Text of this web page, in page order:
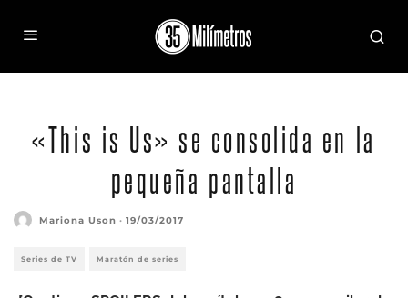
«This is Us» se consolida en la
pequeña pantalla
Mariona Uson · 19/03/2017
Series de TV Maratón de series